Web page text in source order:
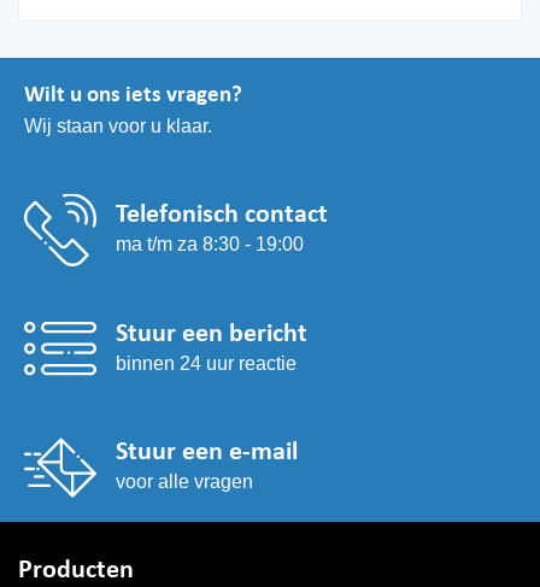
Wilt u ons iets vragen?
Wij staan voor u klaar.
Telefonisch contact
ma t/m za 8:30 - 19:00
Stuur een bericht
binnen 24 uur reactie
Stuur een e-mail
voor alle vragen
Producten